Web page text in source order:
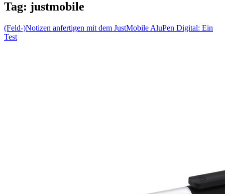
note
taking
writing
Tag: justmobile
(Feld-)Notizen anfertigen mit dem JustMobile AluPen Digital: Ein
Test